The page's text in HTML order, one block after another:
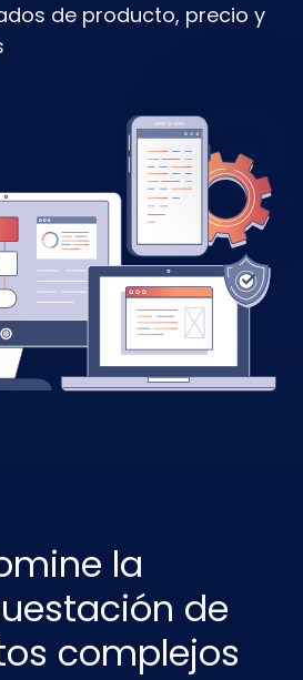
de producto, precio y
la
de
complejos